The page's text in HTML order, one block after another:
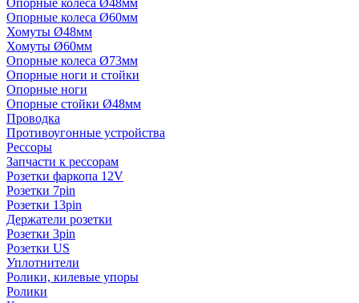
Опорные колеса Ø48мм
Опорные колеса Ø60мм
Хомуты Ø48мм
Хомуты Ø60мм
Опорные колеса Ø73мм
Опорные ноги и стойки
Опорные ноги
Опорные стойки Ø48мм
Проводка
Противоугонные устройства
Рессоры
Запчасти к рессорам
Розетки фаркопа 12V
Розетки 7pin
Розетки 13pin
Держатели розетки
Розетки 3pin
Розетки US
Уплотнители
Ролики, килевые упоры
Ролики